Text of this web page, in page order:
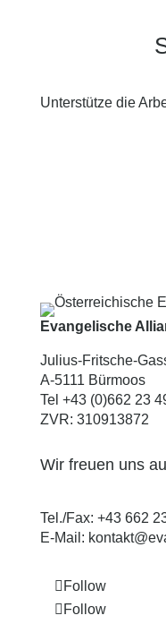
Unterstütze die
Evangelische
Julius-Fritsche-
A-5111 Bürmoos
Tel +43 (0)662 23
ZVR: 310913872
Wir freuen uns
Tel./Fax: +43 662
E-Mail:
Follow
Follow